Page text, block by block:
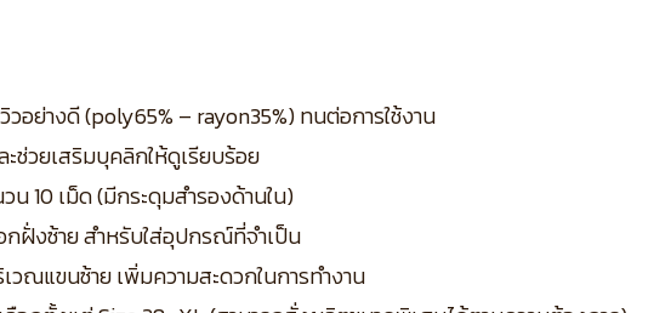
อย่างดี (poly65% – rayon35%) ทนต่อการใช้งาน
ช่วยเสริมบุคลิกให้ดูเรียบร้อย
น 10 เม็ด (มีกระดุมสำรองด้านใน)
อกฝั่งซ้าย สำหรับใส่อุปกรณ์ที่จำเป็น
วณแขนซ้าย เพิ่มความสะดวกในการทำงาน